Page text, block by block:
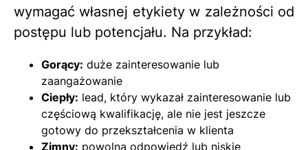
wymagać własnej etykiety w zależności od
postępu lub potencjału. Na przykład:
Gorący: duże zainteresowanie lub
zaangażowanie
Ciepły: lead, który wykazał zainteresowanie lub
częściową kwalifikację, ale nie jest jeszcze
gotowy do przekształcenia w klienta
Zimny: powolna odpowiedź lub niskie